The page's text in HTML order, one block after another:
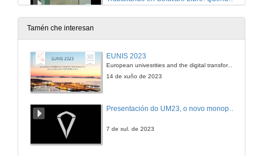
21 de mar. de 2012
Tamén che interesan
EUNIS 2023
European univesrities and the digital transformation: challenges and opportunities ahead
14 de xuño de 2023
7 de xul. de 2023